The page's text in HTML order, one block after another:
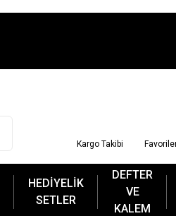
Kargo Takibi
HEDİYELİK
SETLER
DEFTER
VE
KALEM